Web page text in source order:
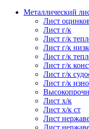
Металлический
Лист
Лист г/к
Лист г/к
Лист г/к
Лист г/к
Лист г/к
Лист г/к
Лист г/к
Лист х/к
Лист х/к ст
Лист
Лист